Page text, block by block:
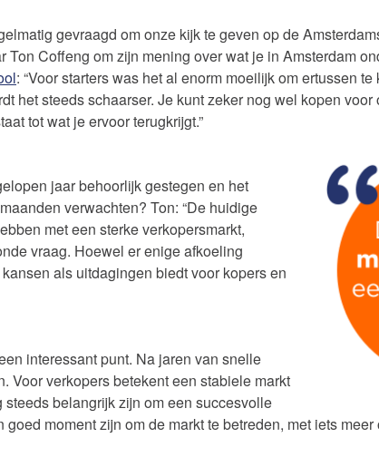
gevraagd om onze kijk te geven op de
Coffeng om zijn mening over wat je in Amsterdam
: “Voor starters was het al enorm moeilijk om ertussen
het steeds schaarser. Je kunt zeker nog wel kopen
tot wat je ervoor terugkrijgt.”
jaar behoorlijk gestegen en het
verwachten? Ton: “De huidige
met een sterke verkopersmarkt,
vraag. Hoewel er enige afkoeling
als uitdagingen biedt voor kopers en
interessant punt. Na jaren van snelle
Voor verkopers betekent een stabiele markt
belangrijk zijn om een succesvolle
moment zijn om de markt te betreden, met iets